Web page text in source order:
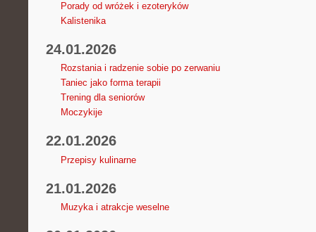
Porady od wróżek i ezoteryków
Kalistenika
24.01.2026
Rozstania i radzenie sobie po zerwaniu
Taniec jako forma terapii
Trening dla seniorów
Moczykije
22.01.2026
Przepisy kulinarne
21.01.2026
Muzyka i atrakcje weselne